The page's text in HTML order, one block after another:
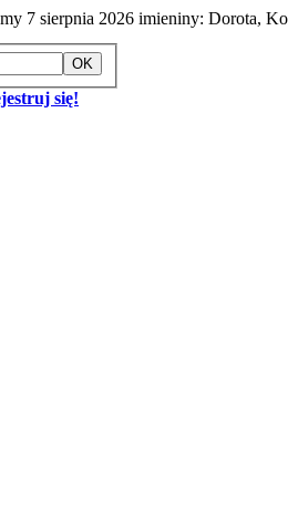
7 sierpnia 2026 imieniny: Dorota,
się!